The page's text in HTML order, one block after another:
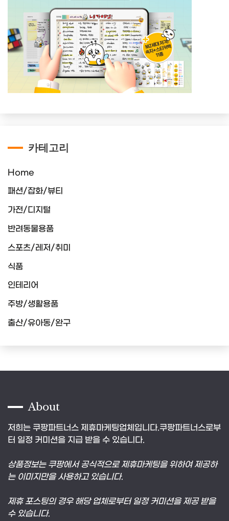
카테고리
Home
패션/잡화/뷰티
가전/디지털
반려동물용품
스포츠/레저/취미
식품
인테리어
주방/생활용품
출산/유아동/완구
About
저희는 쿠팡파트너스 제휴마케팅업체입니다.쿠팡파트너스로부
터 일정 커미션을 지급 받을 수 있습니다.
상품정보는 쿠팡에서 공식적으로 제휴마케팅을 위하여 제공하
는 이미지만을 사용하고 있습니다.
제휴 포스팅의 경우 해당 업체로부터 일정 커미션을 제공 받을
수 있습니다.